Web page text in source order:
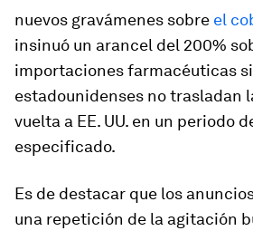
nuevos gravámenes sobre el
insinuó un arancel del 200%
importaciones farmacéuticas
estadounidenses no trasladan
vuelta a EE. UU. en un periodo
especificado.
Es de destacar que los
una repetición de la agitación